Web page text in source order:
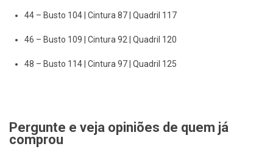
44 – Busto 104 | Cintura 87 | Quadril 117
46 – Busto 109 | Cintura 92 | Quadril 120
48 – Busto 114 | Cintura 97 | Quadril 125
Pergunte e veja opiniões de quem já
comprou